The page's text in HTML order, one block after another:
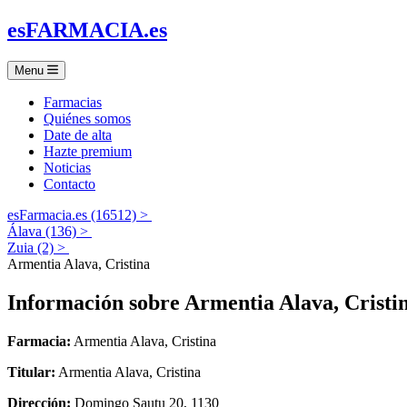
esFARMACIA.es
Menu
Farmacias
Quiénes somos
Date de alta
Hazte premium
Noticias
Contacto
esFarmacia.es (16512) >
Álava (136) >
Zuia (2) >
Armentia Alava, Cristina
Información sobre Armentia Alava,
Farmacia: Armentia Alava, Cristina
Titular: Armentia Alava, Cristina
Dirección: Domingo Sautu 20, 1130